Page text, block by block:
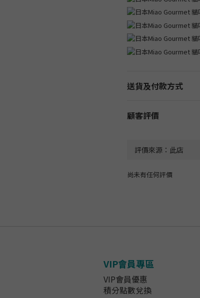
送貨及付款方式
顧客評價
尚未有任何評價
VIP會員專區
VIP會員優惠
積分點數兌換